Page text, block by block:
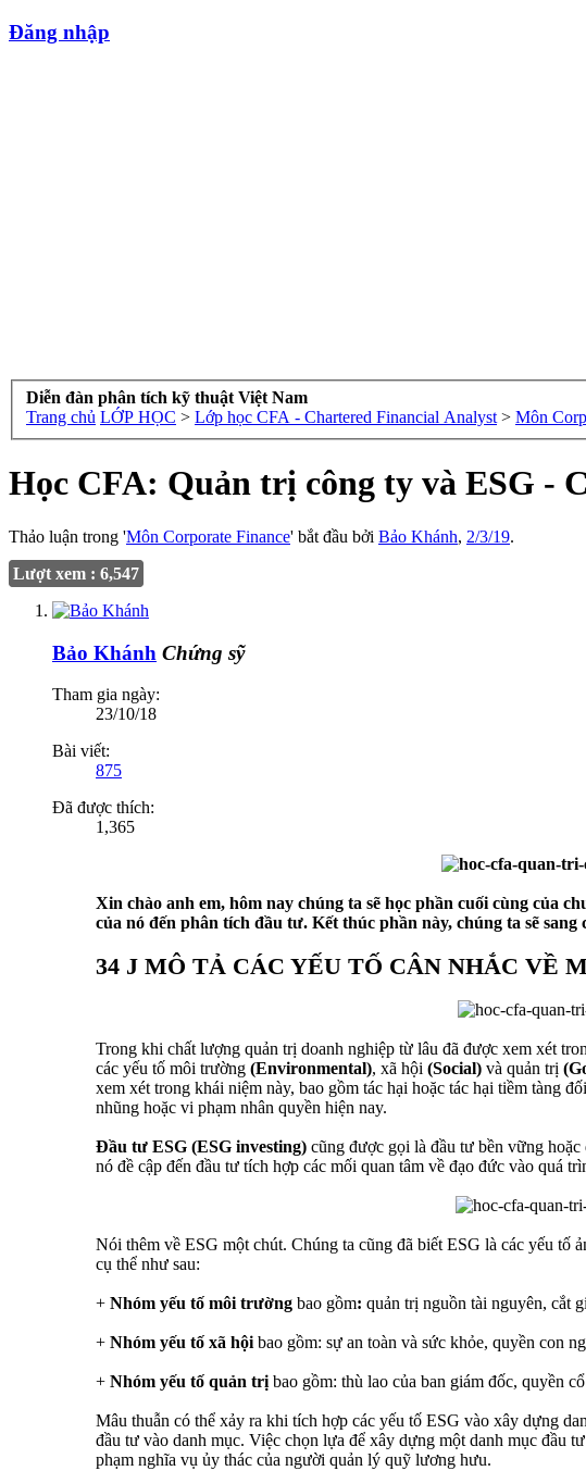
Đăng nhập
Diễn đàn phân tích kỹ thuật Việt Nam
Trang chủ LỚP HỌC > Lớp học CFA - Chartered Financial Analyst > Môn
Học CFA: Quản trị công ty và ESG -
Thảo luận trong 'Môn Corporate Finance' bắt đầu bởi Bảo Khánh, 2/3/19.
Lượt xem : 6,547
Bảo Khánh Chứng sỹ
Tham gia ngày:
23/10/18
Bài viết:
875
Đã được thích:
1,365
Xin chào anh em, hôm nay chúng ta sẽ học phần cuối cùng của
của nó đến phân tích đầu tư. Kết thúc phần này, chúng ta sẽ
34 J MÔ TẢ CÁC YẾU TỐ CÂN NHẮC VỀ
Trong khi chất lượng quản trị doanh nghiệp từ lâu đã được xem xét
các yếu tố môi trường (Environmental), xã hội (Social) và quản trị
xem xét trong khái niệm này, bao gồm tác hại hoặc tác hại tiềm tàng
nhũng hoặc vi phạm nhân quyền hiện nay.
Đầu tư ESG (ESG investing) cũng được gọi là đầu tư bền vững
nó đề cập đến đầu tư tích hợp các mối quan tâm về đạo đức vào quá
Nói thêm về ESG một chút. Chúng ta cũng đã biết ESG là các yếu tố
cụ thể như sau:
+ Nhóm yếu tố môi trường bao gồm: quản trị nguồn tài nguyên, cắt
+ Nhóm yếu tố xã hội bao gồm: sự an toàn và sức khỏe, quyền con
+ Nhóm yếu tố quản trị bao gồm: thù lao của ban giám đốc, quyền
Mâu thuẫn có thể xảy ra khi tích hợp các yếu tố ESG vào xây dựng
đầu tư vào danh mục. Việc chọn lựa để xây dựng một danh mục đầu
phạm nghĩa vụ ủy thác của người quản lý quỹ lương hưu.